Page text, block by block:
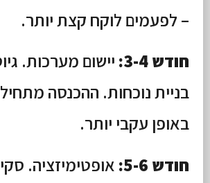
– לפעמים לוקח קצת יותר.
חודש 3-4:
יישום מערכות.
בניית נוכחות. ההכנסה
באופן עקבי יותר.
חודש 5-6:
אופטימיזציה.